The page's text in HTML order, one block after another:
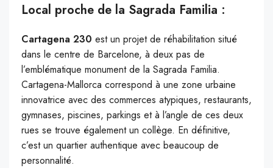
Local proche de la Sagrada Familia :
Cartagena 230 est un projet de réhabilitation situé
dans le centre de Barcelone, à deux pas de
l’emblématique monument de la Sagrada Familia.
Cartagena-Mallorca correspond à une zone urbaine
innovatrice avec des commerces atypiques, restaurants,
gymnases, piscines, parkings et à l’angle de ces deux
rues se trouve également un collège. En définitive,
c’est un quartier authentique avec beaucoup de
personnalité.